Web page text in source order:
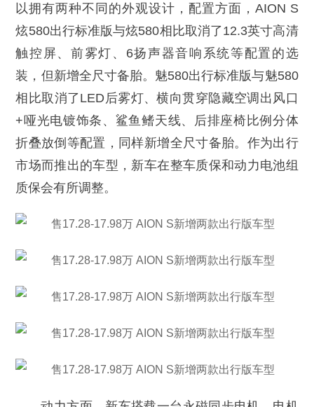
以拥有两种不同的外观设计，配置方面，AION S
炫580出行标准版与炫580相比取消了12.3英寸高清
触控屏、前雾灯、6扬声器音响系统等配置的选
装，但新增全尺寸备胎。魅580出行标准版与魅580
相比取消了LED后雾灯、横向贯穿隐藏空调出风口
+哑光电镀饰条、鲨鱼鳍天线、后排座椅比例分体
折叠放倒等配置，同样新增全尺寸备胎。作为出行
市场而推出的车型，新车在整车质保和动力电池组
质保会有所调整。